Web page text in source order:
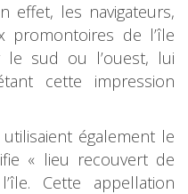
effet, les navigateurs,
promontoires de l’île
le sud ou l’ouest, lui
cette impression
également le
« lieu recouvert de
Cette appellation